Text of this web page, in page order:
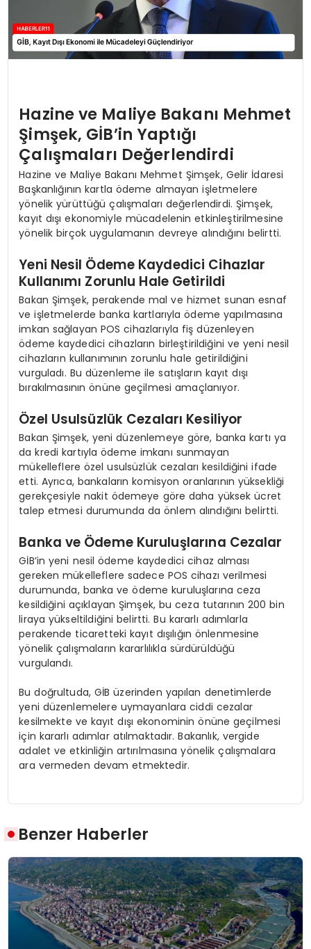
Hazine ve Maliye Bakanı Mehmet
Şimşek, GİB’in Yaptığı
Çalışmaları Değerlendirdi
Hazine ve Maliye Bakanı Mehmet Şimşek, Gelir İdaresi
Başkanlığının kartla ödeme almayan işletmelere
yönelik yürüttüğü çalışmaları değerlendirdi. Şimşek,
kayıt dışı ekonomiyle mücadelenin etkinleştirilmesine
yönelik birçok uygulamanın devreye alındığını belirtti.
Yeni Nesil Ödeme Kaydedici Cihazlar
Kullanımı Zorunlu Hale Getirildi
Bakan Şimşek, perakende mal ve hizmet sunan esnaf
ve işletmelerde banka kartlarıyla ödeme yapılmasına
imkan sağlayan POS cihazlarıyla fiş düzenleyen
ödeme kaydedici cihazların birleştirildiğini ve yeni nesil
cihazların kullanımının zorunlu hale getirildiğini
vurguladı. Bu düzenleme ile satışların kayıt dışı
bırakılmasının önüne geçilmesi amaçlanıyor.
Özel Usulsüzlük Cezaları Kesiliyor
Bakan Şimşek, yeni düzenlemeye göre, banka kartı ya
da kredi kartıyla ödeme imkanı sunmayan
mükelleflere özel usulsüzlük cezaları kesildiğini ifade
etti. Ayrıca, bankaların komisyon oranlarının yüksekliği
gerekçesiyle nakit ödemeye göre daha yüksek ücret
talep etmesi durumunda da önlem alındığını belirtti.
Banka ve Ödeme Kuruluşlarına Cezalar
GİB’in yeni nesil ödeme kaydedici cihaz alması
gereken mükelleflere sadece POS cihazı verilmesi
durumunda, banka ve ödeme kuruluşlarına ceza
kesildiğini açıklayan Şimşek, bu ceza tutarının 200 bin
liraya yükseltildiğini belirtti. Bu kararlı adımlarla
perakende ticaretteki kayıt dışılığın önlenmesine
yönelik çalışmaların kararlılıkla sürdürüldüğü
vurgulandı.
Bu doğrultuda, GİB üzerinden yapılan denetimlerde
yeni düzenlemelere uymayanlara ciddi cezalar
kesilmekte ve kayıt dışı ekonominin önüne geçilmesi
için kararlı adımlar atılmaktadır. Bakanlık, vergide
adalet ve etkinliğin artırılmasına yönelik çalışmalara
ara vermeden devam etmektedir.
Benzer Haberler